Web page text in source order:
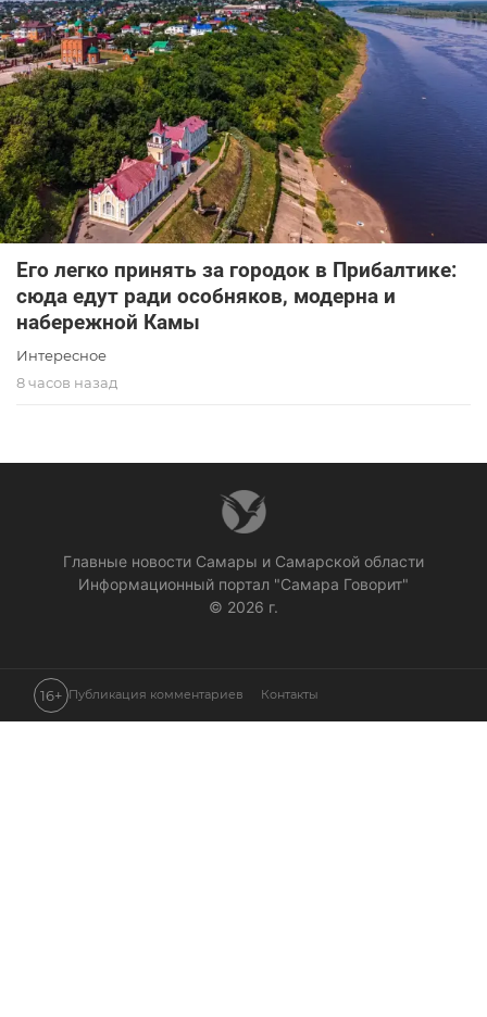
Его легко принять за городок в Прибалтике:
сюда едут ради особняков, модерна и
набережной Камы
Интересное
8 часов назад
Главные новости Самары и Самарской области
Информационный портал "Самара Говорит"
© 2026 г.
16+ Публикация комментариев Контакты